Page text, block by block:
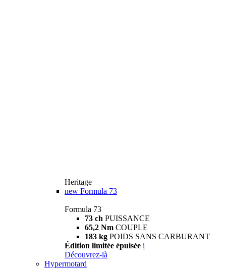
Heritage
new Formula 73
Formula 73
73 ch PUISSANCE
65,2 Nm COUPLE
183 kg POIDS SANS CARBURANT
Édition limitée épuisée i
Découvrez-là
Hypermotard